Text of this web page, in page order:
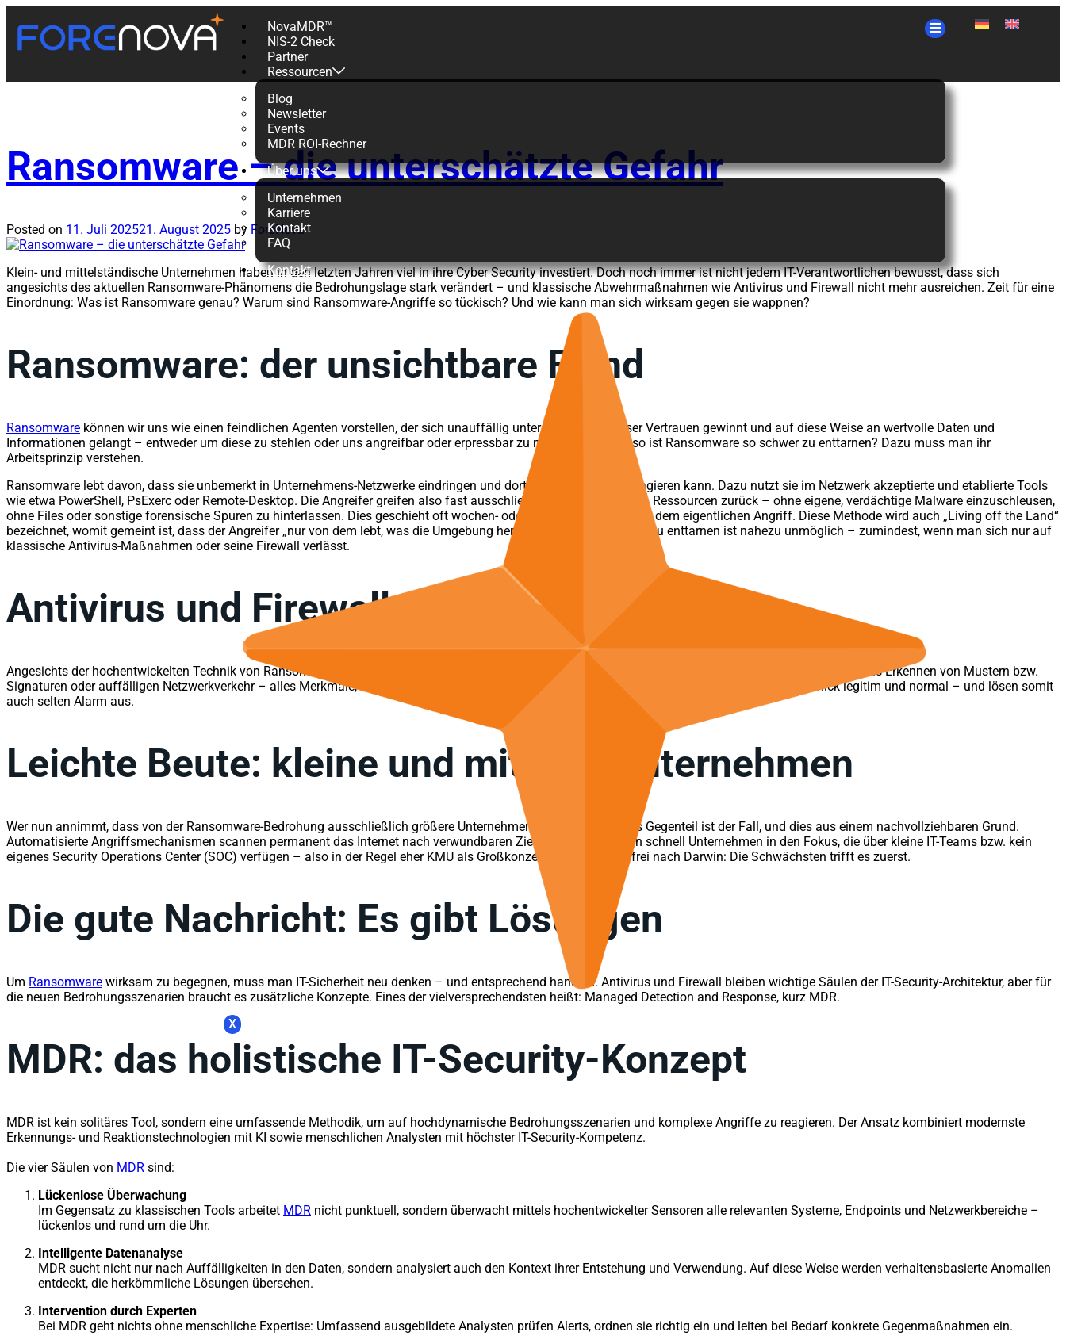
NovaMDR™
NIS-2 Check
Partner
Ressourcen
Blog
Newsletter
Events
MDR ROI-Rechner
Über uns
Unternehmen
Karriere
Kontakt
FAQ
Kontakt
X
Schlagwort:Ransomware
Ransomware – die unterschätzte Gefahr
Posted on 11. Juli 202521. August 2025 by ForeNova
Klein- und mittelständische Unternehmen haben in den letzten Jahren viel in ihre Cyber Security investiert. Doch noch immer ist nicht jedem IT-Verantwortlichen bewusst, dass sich
angesichts des aktuellen Ransomware-Phänomens die Bedrohungslage stark verändert – und klassische Abwehrmaßnahmen wie Antivirus und Firewall nicht mehr ausreichen. Zeit für eine
Einordnung: Was ist Ransomware genau? Warum sind Ransomware-Angriffe so tückisch? Und wie kann man sich wirksam gegen sie wappnen?
Ransomware: der unsichtbare Feind
Ransomware können wir uns wie einen feindlichen Agenten vorstellen, der sich unauffällig unter uns mischt, unser Vertrauen gewinnt und auf diese Weise an wertvolle Daten und
Informationen gelangt – entweder um diese zu stehlen oder uns angreifbar oder erpressbar zu machen. Aber wieso ist Ransomware so schwer zu enttarnen? Dazu muss man ihr
Arbeitsprinzip verstehen.
Ransomware lebt davon, dass sie unbemerkt in Unternehmens-Netzwerke eindringen und dort nahezu unbehelligt agieren kann. Dazu nutzt sie im Netzwerk akzeptierte und etablierte Tools
wie etwa PowerShell, PsExerc oder Remote-Desktop. Die Angreifer greifen also fast ausschließlich auf vorhandenen Ressourcen zurück – ohne eigene, verdächtige Malware einzuschleusen,
ohne Files oder sonstige forensische Spuren zu hinterlassen. Dies geschieht oft wochen- oder sogar monatelang vor dem eigentlichen Angriff. Diese Methode wird auch „Living off the Land“
bezeichnet, womit gemeint ist, dass der Angreifer „nur von dem lebt, was die Umgebung hergibt“. Solche Aktivitäten zu enttarnen ist nahezu unmöglich – zumindest, wenn man sich nur auf
klassische Antivirus-Maßnahmen oder seine Firewall verlässt.
Antivirus und Firewall: zahnlose Tiger
Angesichts der hochentwickelten Technik von Ransomware wirken Antivirus und Firewall fast wie Waffen aus einer anderen Zeit. Deren Abwehrprinzip ist das Erkennen von Mustern bzw.
Signaturen oder auffälligen Netzwerkverkehr – alles Merkmale, die moderne Ransomware umgeht. Ihre Aktivitäten wirken selbst auf den zweiten Blick legitim und normal – und lösen somit
auch selten Alarm aus.
Leichte Beute: kleine und mittlere Unternehmen
Wer nun annimmt, dass von der Ransomware-Bedrohung ausschließlich größere Unternehmen betroffen sind: Das Gegenteil ist der Fall, und dies aus einem nachvollziehbaren Grund.
Automatisierte Angriffsmechanismen scannen permanent das Internet nach verwundbaren Zielen. Und hier rücken schnell Unternehmen in den Fokus, die über kleine IT-Teams bzw. kein
eigenes Security Operations Center (SOC) verfügen – also in der Regel eher KMU als Großkonzerne. Und hier gilt frei nach Darwin: Die Schwächsten trifft es zuerst.
Die gute Nachricht: Es gibt Lösungen
Um Ransomware wirksam zu begegnen, muss man IT-Sicherheit neu denken – und entsprechend handeln. Antivirus und Firewall bleiben wichtige Säulen der IT-Security-Architektur, aber für
die neuen Bedrohungsszenarien braucht es zusätzliche Konzepte. Eines der vielversprechendsten heißt: Managed Detection and Response, kurz MDR.
MDR: das holistische IT-Security-Konzept
MDR ist kein solitäres Tool, sondern eine umfassende Methodik, um auf hochdynamische Bedrohungsszenarien und komplexe Angriffe zu reagieren. Der Ansatz kombiniert modernste
Erkennungs- und Reaktionstechnologien mit KI sowie menschlichen Analysten mit höchster IT-Security-Kompetenz.
Die vier Säulen von MDR sind:
Lückenlose Überwachung
Im Gegensatz zu klassischen Tools arbeitet MDR nicht punktuell, sondern überwacht mittels hochentwickelter Sensoren alle relevanten Systeme, Endpoints und Netzwerkbereiche –
lückenlos und rund um die Uhr.
Intelligente Datenanalyse
MDR sucht nicht nur nach Auffälligkeiten in den Daten, sondern analysiert auch den Kontext ihrer Entstehung und Verwendung. Auf diese Weise werden verhaltensbasierte Anomalien
entdeckt, die herkömmliche Lösungen übersehen.
Intervention durch Experten
Bei MDR geht nichts ohne menschliche Expertise: Umfassend ausgebildete Analysten prüfen Alerts, ordnen sie richtig ein und leiten bei Bedarf konkrete Gegenmaßnahmen ein.